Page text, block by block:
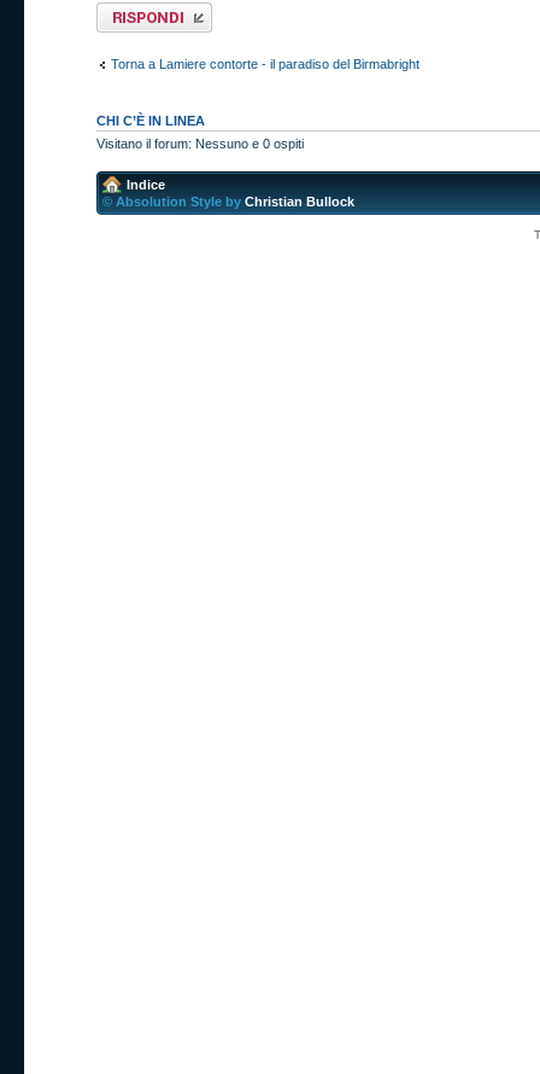
Rispondi al
messaggio
Torna a Lamiere contorte - il paradiso del Birmabright
CHI C’È IN LINEA
Visitano il forum: Nessuno e 0 ospiti
Indice
© Absolution Style by Christian Bullock